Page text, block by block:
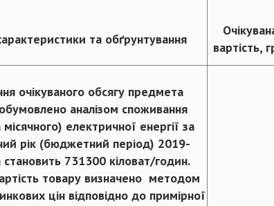
та обґрунтування
вартість,
очікуваного обсягу предмета
обумовлено аналізом споживання
місячного) електричної енергії за
рік (бюджетний період) 2019-
731300 кіловат/годин.
товару визначено методом
цін відповідно до примірної